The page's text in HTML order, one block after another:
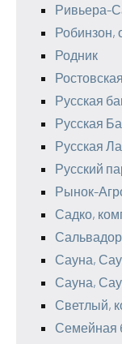
Ривьера-
Робинзон,
Родник
Русская
Русская
Русская
Русский
Рынок-
Садко,
Сауна,
Сауна,
Светлый,
Семейная